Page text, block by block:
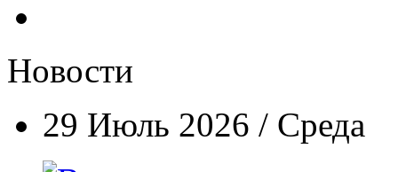
Новости
29 Июль 2026 / Среда